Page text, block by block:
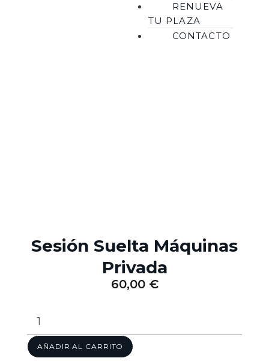
RENUEVA
TU PLAZA
CONTACTO
Sesión Suelta Máquinas
Privada
60,00 €
AÑADIR AL CARRITO